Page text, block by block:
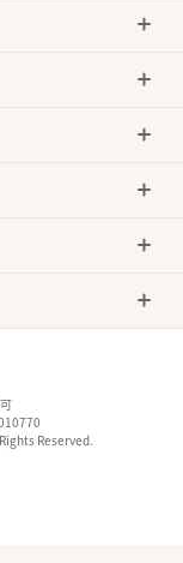
Reserved.